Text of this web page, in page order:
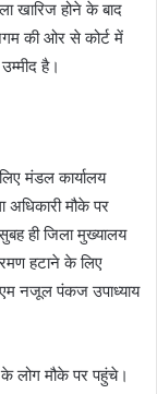
खारिज होने के बाद
की ओर से कोर्ट में
है।
मंडल कार्यालय
मौके पर
ही जिला मुख्यालय
हटाने के लिए
नजूल पंकज उपाध्याय
लोग मौके पर पहुंचे।